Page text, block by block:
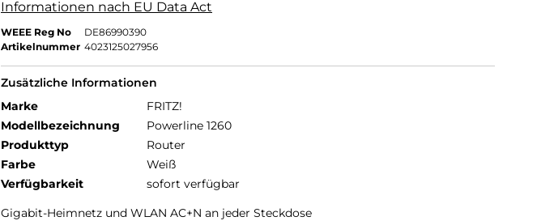
Informationen nach EU Data Act
WEEE Reg No
DE86990390
Artikelnummer 4023125027956
Zusätzliche Informationen
Marke
FRITZ!
Modellbezeichnung
Powerline 1260
Produkttyp
Router
Farbe
Weiß
Verfügbarkeit
sofort verfügbar
Gigabit-Heimnetz und WLAN AC+N an jeder Steckdose